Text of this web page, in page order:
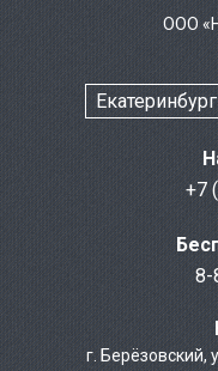
ООО
Екатеринбург
+7
8-
г. Берёзовcкий,